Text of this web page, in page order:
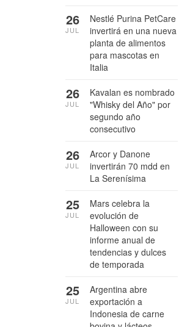
Nestlé Purina PetCare
invertirá en una nueva
planta de alimentos
para mascotas en
Italia
26
JUL
Kavalan es nombrado
"Whisky del Año" por
segundo año
consecutivo
26
JUL
Arcor y Danone
invertirán 70 mdd en
La Serenísima
26
JUL
Mars celebra la
evolución de
Halloween con su
informe anual de
tendencias y dulces
de temporada
25
JUL
Argentina abre
exportación a
Indonesia de carne
25
JUL